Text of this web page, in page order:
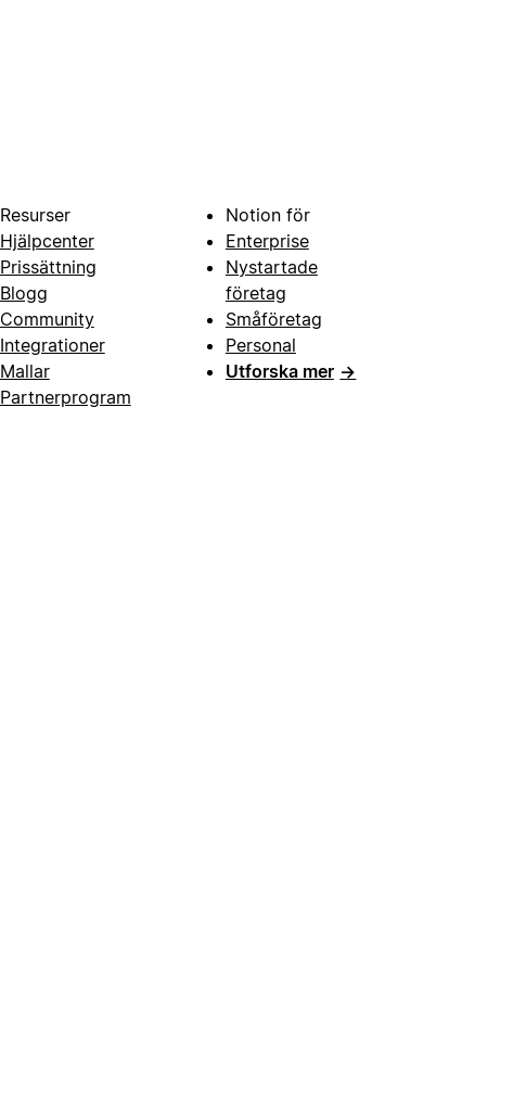
Resurser
Hjälpcenter
Prissättning
Blogg
Community
Integrationer
Mallar
Partnerprogram
Notion för
Enterprise
Nystartade
företag
Småföretag
Personal
Utforska mer →